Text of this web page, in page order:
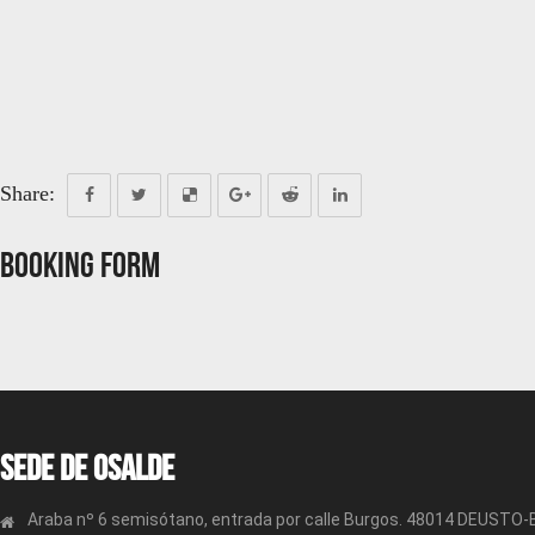
Share:
Booking Form
Sede de OSALDE
Araba nº 6 semisótano, entrada por calle Burgos. 48014 DEUSTO-